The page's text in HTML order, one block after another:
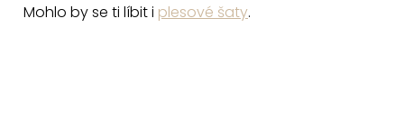
Mohlo by se ti líbit i plesové šaty.